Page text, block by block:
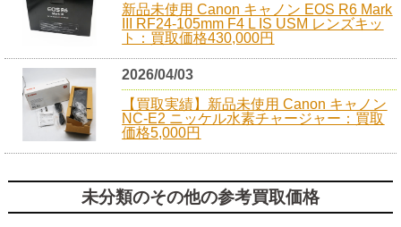
新品未使用 Canon キャノン EOS R6 Mark
III RF24-105mm F4 L IS USM レンズキッ
ト：買取価格430,000円
2026/04/03
【買取実績】新品未使用 Canon キャノン
NC-E2 ニッケル水素チャージャー：買取
価格5,000円
未分類のその他の参考買取価格